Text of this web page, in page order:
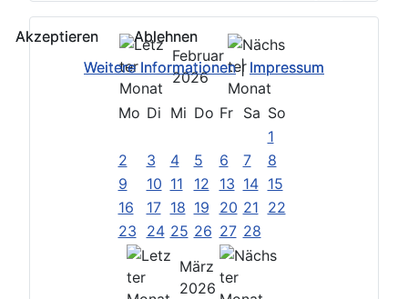
Akzeptieren
Ablehnen
Weitere Informationen| Impressum
Februar
2026
Mo Di Mi Do Fr Sa So
1
2
3 4 5 6 7
8
9
10 11 12 13 14 15
16
17 18 19 20 21 22
23
24 25 26 27 28
März
2026
Akzeptieren
Ablehnen
Weitere Informationen| Impressum